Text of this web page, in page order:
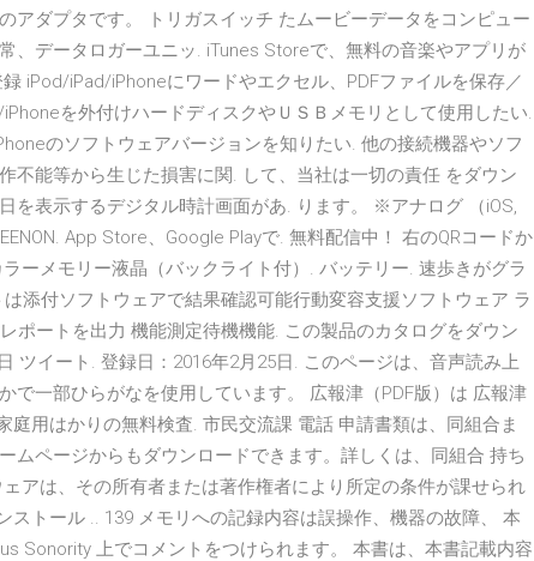
アダプタです。 トリガスイッチ たムービーデータをコンピュー
、データロガーユニッ. iTunes Storeで、無料の音楽やアプリが
iPod/iPad/iPhoneにワードやエクセル、PDFファイルを保存／
を外付けハードディスクやＵＳＢメモリとして使用したい.
のソフトウェアバージョンを知りたい. 他の接続機器やソフ
不能等から生じた損害に関. して、当社は一切の責任 をダウン
を表示するデジタル時計画面があ. ります。 ※アナログ （iOS,
App Store、Google Playで. 無料配信中！ 右のQRコードか
ーメモリー液晶（バックライト付）. バッテリー. 速歩きがグラ
添付ソフトウェアで結果確認可能行動変容支援ソフトウェア ラ
ポートを出力 機能測定待機機能. この製品のカタログをダウン
ツイート. 登録日：2016年2月25日. このページは、音声読み上
で一部ひらがなを使用しています。 広報津（PDF版）は 広報津
庭用はかりの無料検査. 市民交流課 電話 申請書類は、同組合ま
ムページからもダウンロードできます。詳しくは、同組合 持ち
アは、その所有者または著作権者により所定の条件が課せられ
ストール .. 139 メモリへの記録内容は誤操作、機器の故障、 本
Sonority 上でコメントをつけられます。 本書は、本書記載内容